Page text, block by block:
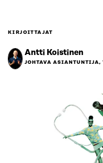
KIRJOITTAJAT
Antti Koistinen
JOHTAVA ASIANTUNTIJA,